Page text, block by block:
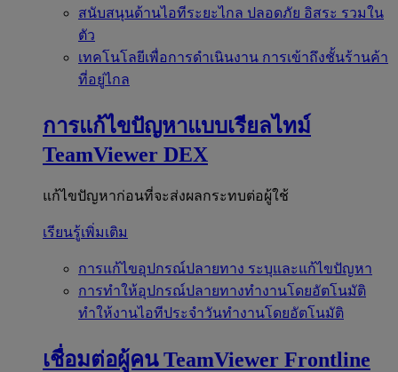
สนับสนุนด้านไอทีระยะไกล ปลอดภัย อิสระ รวมใน
ตัว
เทคโนโลยีเพื่อการดำเนินงาน การเข้าถึงชั้นร้านค้า
ที่อยู่ไกล
การแก้ไขปัญหาแบบเรียลไทม์
TeamViewer DEX
แก้ไขปัญหาก่อนที่จะส่งผลกระทบต่อผู้ใช้
เรียนรู้เพิ่มเติม
การแก้ไขอุปกรณ์ปลายทาง ระบุและแก้ไขปัญหา
การทำให้อุปกรณ์ปลายทางทำงานโดยอัตโนมัติ
ทำให้งานไอทีประจำวันทำงานโดยอัตโนมัติ
เชื่อมต่อผู้คน TeamViewer Frontline